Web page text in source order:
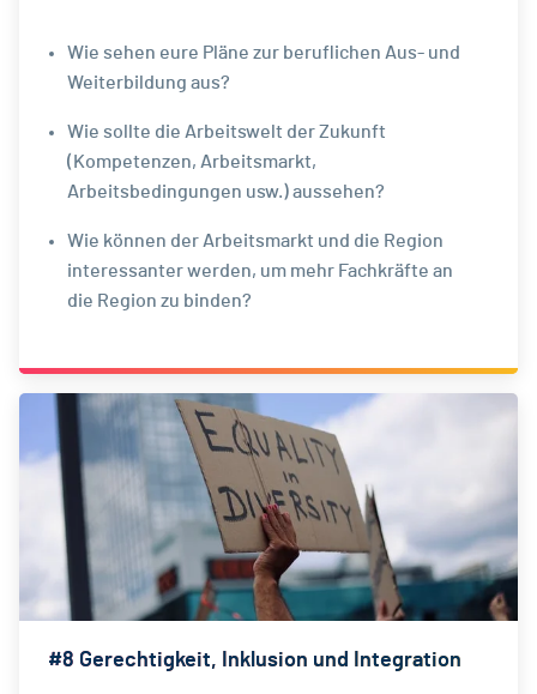
Wie sehen eure Pläne zur beruflichen Aus- und
Weiterbildung aus?
Wie sollte die Arbeitswelt der Zukunft
(Kompetenzen, Arbeitsmarkt,
Arbeitsbedingungen usw.) aussehen?
Wie können der Arbeitsmarkt und die Region
interessanter werden, um mehr Fachkräfte an
die Region zu binden?
#8 Gerechtigkeit, Inklusion und Integration